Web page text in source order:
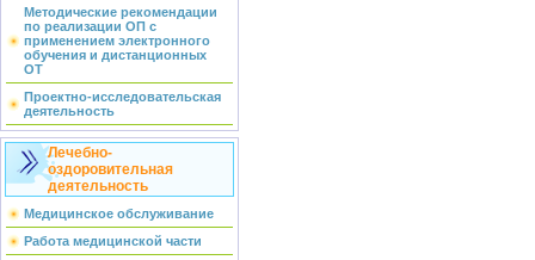
Методические рекомендации
по реализации ОП с
применением электронного
обучения и дистанционных
ОТ
Проектно-исследовательская
деятельность
Лечебно-
оздоровительная
деятельность
Медицинское обслуживание
Работа медицинской части